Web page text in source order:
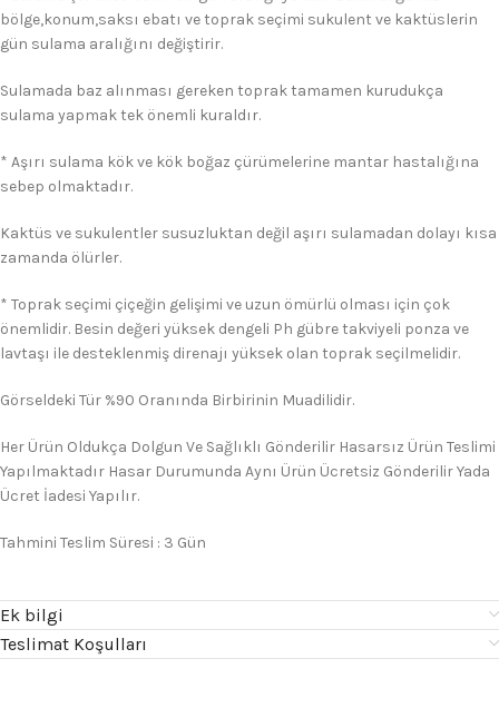
bölge,konum,saksı ebatı ve toprak seçimi sukulent ve kaktüslerin
gün sulama aralığını değiştirir.
Sulamada baz alınması gereken toprak tamamen kurudukça
sulama yapmak tek önemli kuraldır.
* Aşırı sulama kök ve kök boğaz çürümelerine mantar hastalığına
sebep olmaktadır.
Kaktüs ve sukulentler susuzluktan değil aşırı sulamadan dolayı kısa
zamanda ölürler.
* Toprak seçimi çiçeğin gelişimi ve uzun ömürlü olması için çok
önemlidir. Besin değeri yüksek dengeli Ph gübre takviyeli ponza ve
lavtaşı ile desteklenmiş direnajı yüksek olan toprak seçilmelidir.
Görseldeki Tür %90 Oranında Birbirinin Muadilidir.
Her Ürün Oldukça Dolgun Ve Sağlıklı Gönderilir Hasarsız Ürün Teslimi
Yapılmaktadır Hasar Durumunda Aynı Ürün Ücretsiz Gönderilir Yada
Ücret İadesi Yapılır.
Tahmini Teslim Süresi : 3 Gün
Ek bilgi
Teslimat Koşulları